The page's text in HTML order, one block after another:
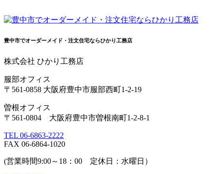
豊中市でオーダーメイド・注文住宅ならひかり工務店
株式会社 ひかり工務店
服部オフィス
〒561-0858 大阪府豊中市服部西町1-2-19
曽根オフィス
〒561-0804 大阪府豊中市曽根南町1-2-8-1
TEL 06-6863-2222
FAX 06-6864-1020
(営業時間9:00～18：00 定休日：水曜日）